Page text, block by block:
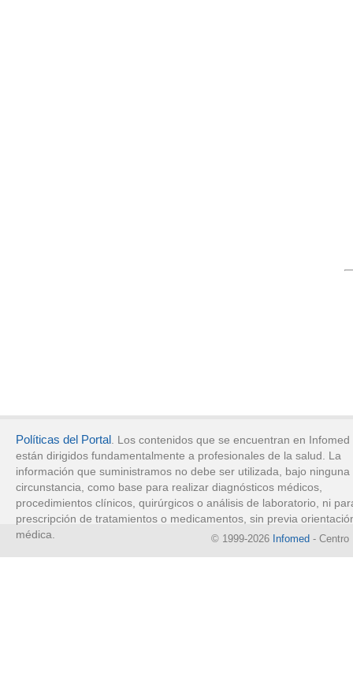
Políticas del Portal. Los contenidos que se encuentran en Infomed
están dirigidos fundamentalmente a profesionales de la salud. La
información que suministramos no debe ser utilizada, bajo ninguna
circunstancia, como base para realizar diagnósticos médicos,
procedimientos clínicos, quirúrgicos o análisis de laboratorio, ni
prescripción de tratamientos o medicamentos, sin previa
médica.
© 1999-2026 Infomed - Centro